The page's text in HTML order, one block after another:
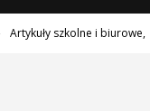
Artykuły szkolne i biurowe,